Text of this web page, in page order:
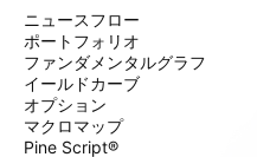
ニュースフロー
ポートフォリオ
ファンダメンタルグラフ
イールドカーブ
オプション
マクロマップ
Pine Script®